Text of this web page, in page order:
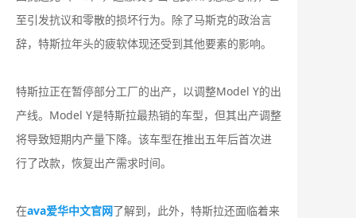
至引发抗议和零散的损坏行为。除了马斯克的政治言
辞，特斯拉年头的疲软体现还受到其他要素的影响。
特斯拉正在暂停部分工厂的出产，以调整Model Y的出
产线。Model Y是特斯拉最热销的车型，但其出产调整
将导致短期内产量下降。该车型在推出五年后首次进
行了改款，恢复出产需求时间。
在ava爱华中文官网了解到，此外，特斯拉还面临着来